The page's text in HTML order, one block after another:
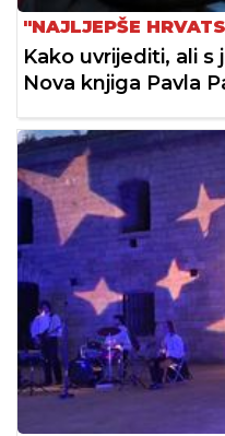
"NAJLJEPŠE
Kako uvrijediti, ali
Nova knjiga Pavla